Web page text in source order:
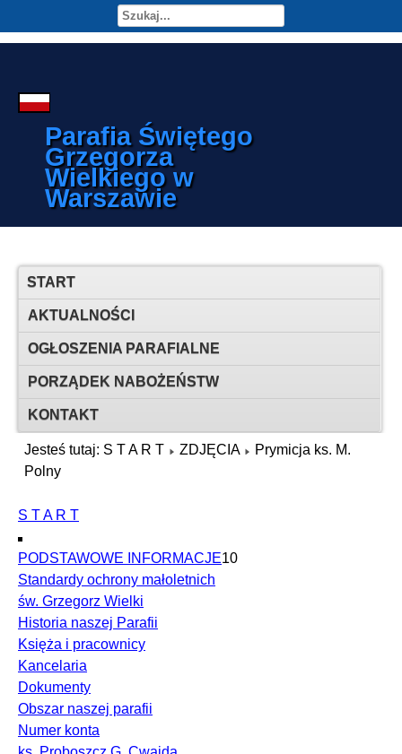
Parafia Świętego
Grzegorza
Wielkiego w
Warszawie
START
AKTUALNOŚCI
OGŁOSZENIA PARAFIALNE
PORZĄDEK NABOŻEŃSTW
KONTAKT
Jesteś tutaj: S T A R T ZDJĘCIA
Prymicja ks. M.
Polny
S T A R T
PODSTAWOWE INFORMACJE10
Standardy ochrony małoletnich
św. Grzegorz Wielki
Historia naszej Parafii
Księża i pracownicy
Kancelaria
Dokumenty
Obszar naszej parafii
Numer konta